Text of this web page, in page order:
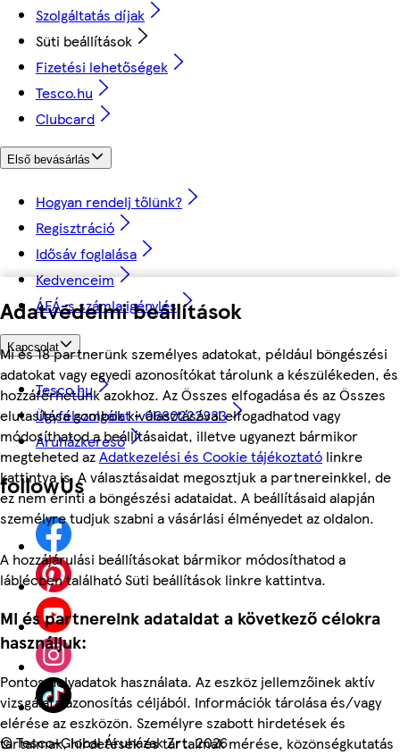
Adatvédelmi beállítások
Mi és 18 partnerünk személyes adatokat, például böngészési
adatokat vagy egyedi azonosítókat tárolunk a készülékeden, és
hozzáférhetünk azokhoz. Az Összes elfogadása és az Összes
elutasítása gombok kiválasztásával elfogadhatod vagy
módosíthatod a beállításaidat, illetve ugyanezt bármikor
megteheted azAdatkezelési és Cookie tájékoztató linkre
kattintva is. A választásaidat megosztjuk a partnereinkkel, de
ez nem érinti a böngészési adataidat. A beállításaid alapján
személyre tudjuk szabni a vásárlási élményedet az oldalon.
A hozzájárulási beállításokat bármikor módosíthatod a
láblécben található Süti beállítások linkre kattintva.
Mi és partnereink adataidat a következő célokra
használjuk:
Pontos helyadatok használata. Az eszköz jellemzőinek aktív
vizsgálata azonosítás céljából. Információk tárolása és/vagy
elérése az eszközön. Személyre szabott hirdetések és
tartalmak, hirdetések és tartalmak mérése, közönségkutatás
Szolgáltatás díjak
Süti beállítások
Fizetési lehetőségek
Tesco.hu
Clubcard
Első bevásárlás
Hogyan rendelj tőlünk?
Regisztráció
Idősáv foglalása
Kedvenceim
ÁFÁ-s számla igénylés
Kapcsolat
Tesco.hu
Ügyfélszolgálat - 0680222333
Áruházkereső
followUs
©Tesco-Global Áruházak Zrt. 2026